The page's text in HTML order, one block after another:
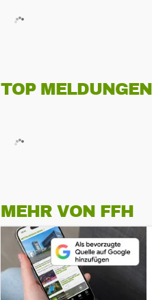
TOP MELDUNGEN
MEHR VON FFH